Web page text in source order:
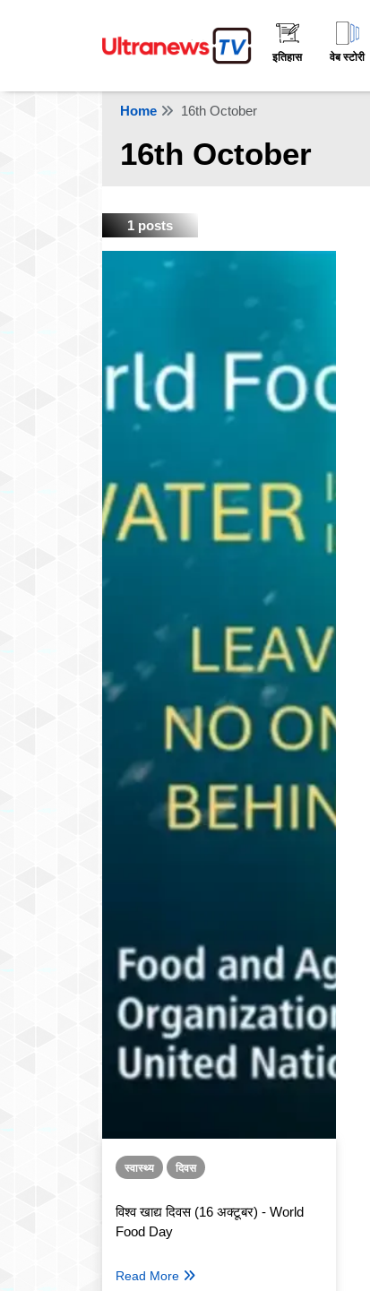
इतिहास वेब स्टोरी
Home 16th October
16th October
1 posts
स्वास्थ्य दिवस
विश्व खाद्य दिवस (16 अक्टूबर) - World
Food Day
Read More